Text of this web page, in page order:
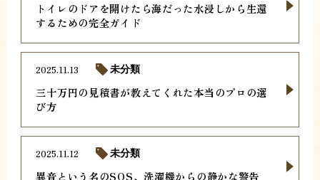
トイレのドアを開けたら海だった水浸しから生還
するための完全ガイド
三十万円の見積書が教えてくれた本当のプロの選
び方
2025.11.13 未分類
異音という名のSOS、洗濯機からの静かな警告
2025.11.12 未分類